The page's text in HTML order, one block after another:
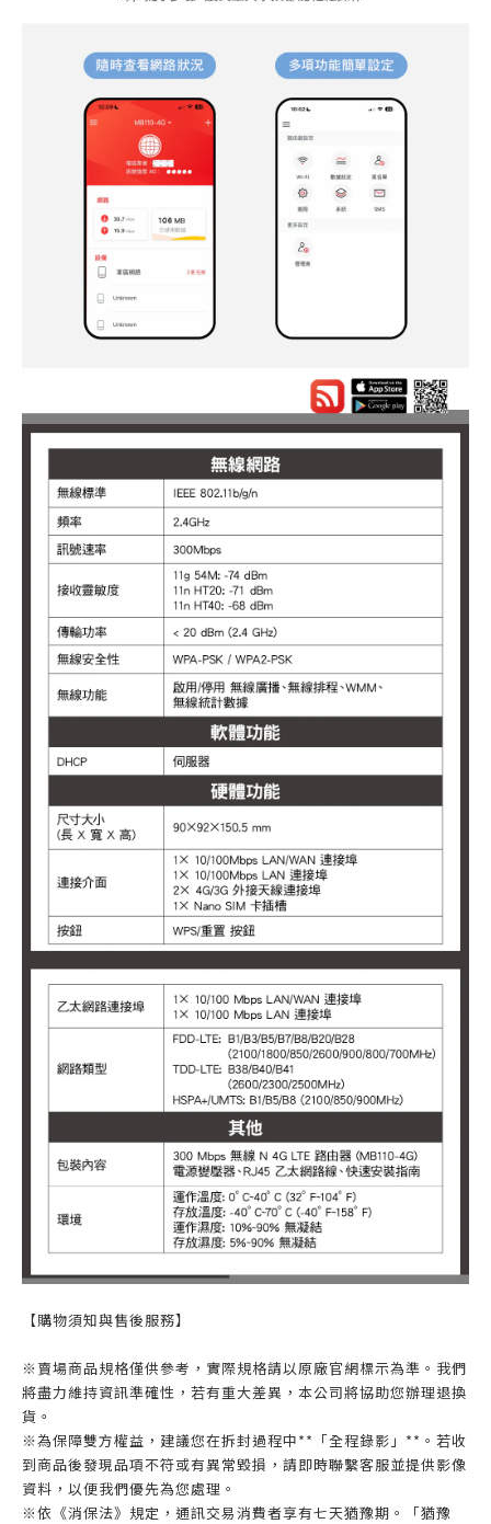
【購物須知與售後服務】
※賣場商品規格僅供參考，實際規格請以原廠官網標示為準。我們
將盡力維持資訊準確性，若有重大差異，本公司將協助您辦理退換
貨。
※為保障雙方權益，建議您在拆封過程中**「全程錄影」**。若收
到商品後發現品項不符或有異常毀損，請即時聯繫客服並提供影像
資料，以便我們優先為您處理。
※依《消保法》規定，通訊交易消費者享有七天猶豫期。「猶豫